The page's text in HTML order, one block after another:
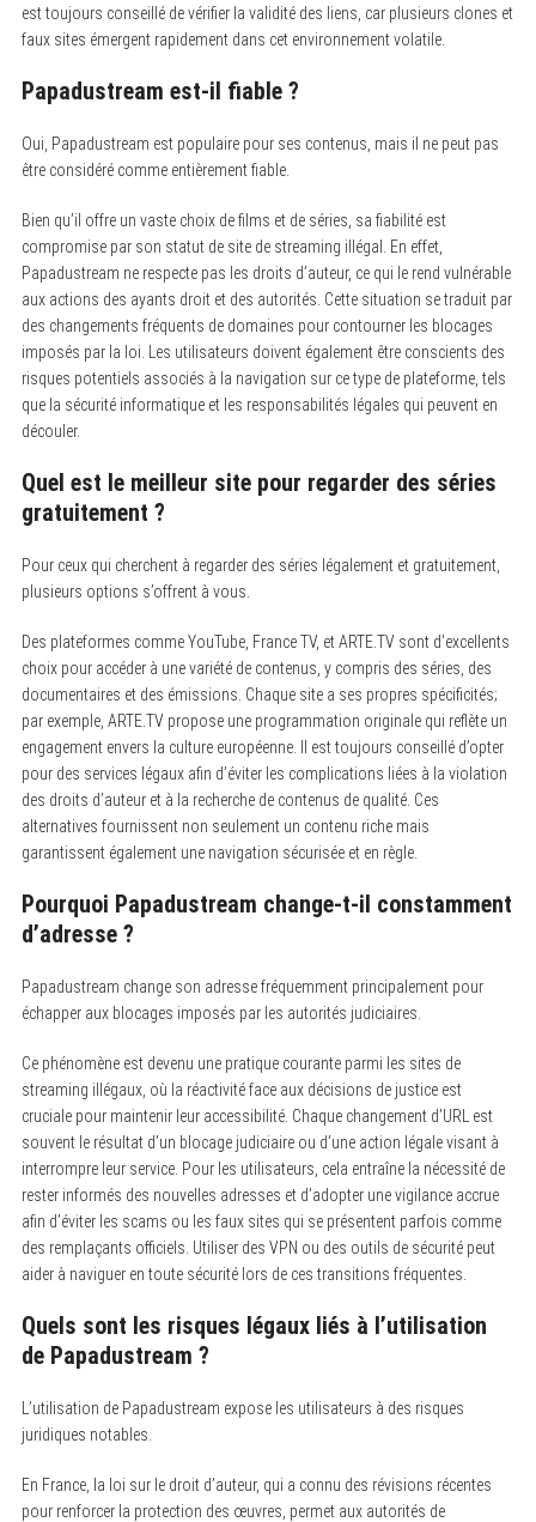
est toujours conseillé de vérifier la validité des liens, car plusieurs clones et
faux sites émergent rapidement dans cet environnement volatile.
Papadustream est-il fiable ?
Oui, Papadustream est populaire pour ses contenus, mais il ne peut pas
être considéré comme entièrement fiable.
Bien qu’il offre un vaste choix de films et de séries, sa fiabilité est
compromise par son statut de site de streaming illégal. En effet,
Papadustream ne respecte pas les droits d’auteur, ce qui le rend vulnérable
aux actions des ayants droit et des autorités. Cette situation se traduit par
des changements fréquents de domaines pour contourner les blocages
imposés par la loi. Les utilisateurs doivent également être conscients des
risques potentiels associés à la navigation sur ce type de plateforme, tels
que la sécurité informatique et les responsabilités légales qui peuvent en
découler.
Quel est le meilleur site pour regarder des séries
gratuitement ?
Pour ceux qui cherchent à regarder des séries légalement et gratuitement,
plusieurs options s’offrent à vous.
Des plateformes comme YouTube, France TV, et ARTE.TV sont d’excellents
choix pour accéder à une variété de contenus, y compris des séries, des
documentaires et des émissions. Chaque site a ses propres spécificités;
par exemple, ARTE.TV propose une programmation originale qui reflète un
engagement envers la culture européenne. Il est toujours conseillé d’opter
pour des services légaux afin d’éviter les complications liées à la violation
des droits d’auteur et à la recherche de contenus de qualité. Ces
alternatives fournissent non seulement un contenu riche mais
garantissent également une navigation sécurisée et en règle.
Pourquoi Papadustream change-t-il constamment
d’adresse ?
Papadustream change son adresse fréquemment principalement pour
échapper aux blocages imposés par les autorités judiciaires.
Ce phénomène est devenu une pratique courante parmi les sites de
streaming illégaux, où la réactivité face aux décisions de justice est
cruciale pour maintenir leur accessibilité. Chaque changement d’URL est
souvent le résultat d’un blocage judiciaire ou d’une action légale visant à
interrompre leur service. Pour les utilisateurs, cela entraîne la nécessité de
rester informés des nouvelles adresses et d’adopter une vigilance accrue
afin d’éviter les scams ou les faux sites qui se présentent parfois comme
des remplaçants officiels. Utiliser des VPN ou des outils de sécurité peut
aider à naviguer en toute sécurité lors de ces transitions fréquentes.
Quels sont les risques légaux liés à l’utilisation
de Papadustream ?
L’utilisation de Papadustream expose les utilisateurs à des risques
juridiques notables.
En France, la loi sur le droit d’auteur, qui a connu des révisions récentes
pour renforcer la protection des œuvres, permet aux autorités de